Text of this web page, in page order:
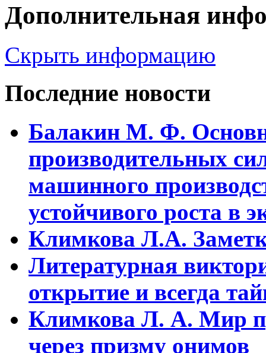
Дополнительная
Скрыть информацию
Последние новости
Балакин М. Ф.
пpоизводительных
машинного
устойчивого pоста в
Климкова Л.А.
Литературная
открытие и всегда
Климкова Л. А. Мир
через призму онимов